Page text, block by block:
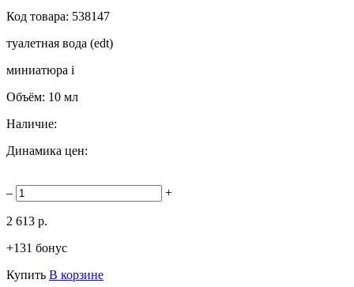
Код товара: 538147
туалетная вода (edt)
миниатюра i
Объём: 10 мл
Наличие:
Динамика цен:
– +
2 613 р.
+131 бонус
Купить В корзине